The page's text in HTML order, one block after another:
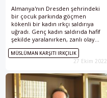
Almanya'nın Dresden şehrindeki
bir çocuk parkında göçmen
kökenli bir kadın ırkçı saldırıya
uğradı. Genç kadın saldırıda hafif
şekilde yaralanırken, zanlı olay
yerinin civarında yakalandı.
MÜSLÜMAN KARŞITI IRKÇILIK
27 Ekim 2022